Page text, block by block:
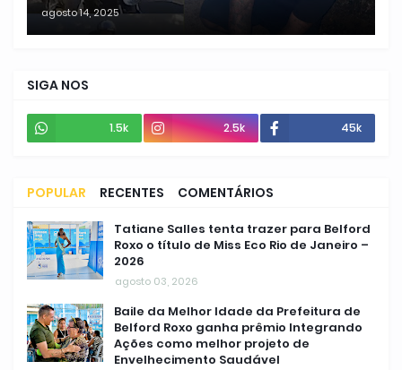
agosto 14, 2025
SIGA NOS
1.5k 2.5k 45k
POPULAR RECENTES COMENTÁRIOS
Tatiane Salles tenta trazer para Belford
Roxo o título de Miss Eco Rio de Janeiro –
2026
agosto 03, 2026
Baile da Melhor Idade da Prefeitura de
Belford Roxo ganha prêmio Integrando
Ações como melhor projeto de
Envelhecimento Saudável